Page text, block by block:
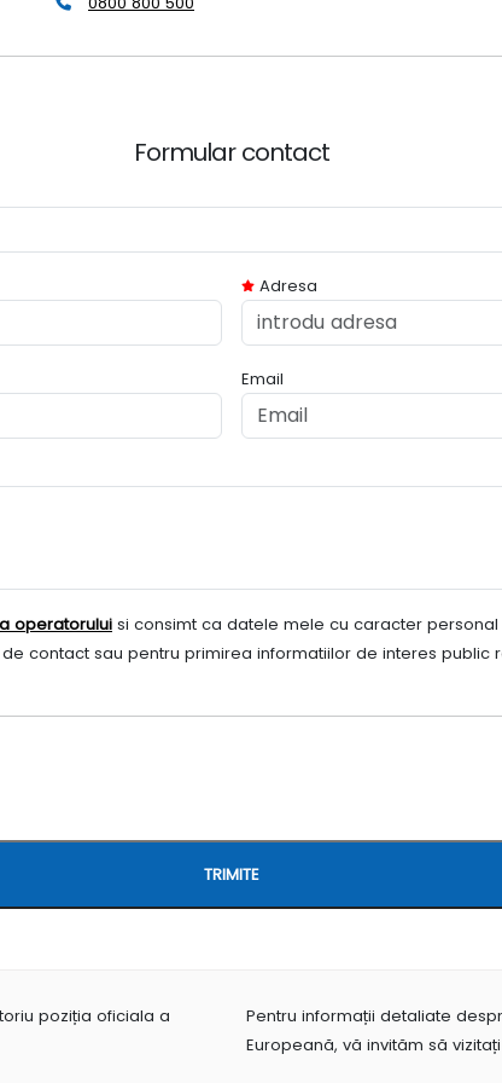
Formular contact
Adresa
Email
operatorului si consimt ca datele mele cu caracter
contact sau pentru primirea informatiilor de interes public
TRIMITE
poziția oficiala a
Pentru informații detaliate
Europeană, vă invităm să vizitați